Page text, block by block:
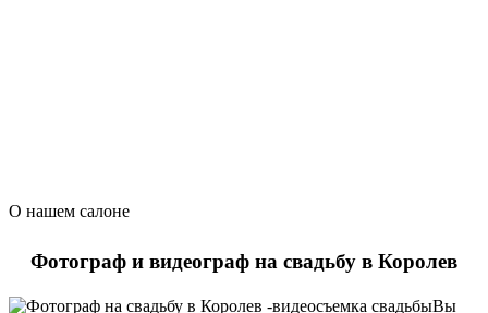
О нашем салоне
Фотограф и видеограф на свадьбу в Королев
Вы